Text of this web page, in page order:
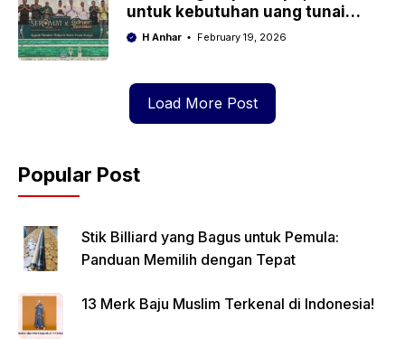
untuk kebutuhan uang tunai
selama Ramadan dan Idul Fitri
H Anhar February 19, 2026
Load More Post
Popular Post
Stik Billiard yang Bagus untuk Pemula:
Panduan Memilih dengan Tepat
13 Merk Baju Muslim Terkenal di Indonesia!